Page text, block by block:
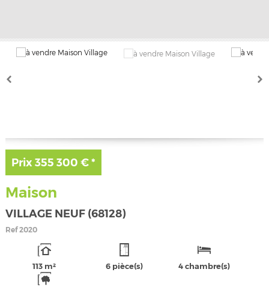
Prix355 300 €*
Maison
VILLAGE NEUF (68128)
Ref2020
113 m² 6 pièce(s) 4 chambre(s)